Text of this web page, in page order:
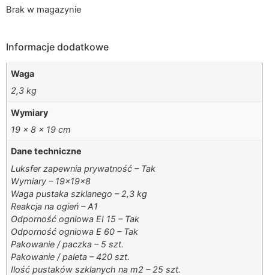
Brak w magazynie
Informacje dodatkowe
Waga
2,3 kg
Wymiary
19 × 8 × 19 cm
Dane techniczne
Luksfer zapewnia prywatność – Tak
Wymiary – 19x19x8
Waga pustaka szklanego – 2,3 kg
Reakcja na ogień – A1
Odporność ogniowa EI 15 – Tak
Odporność ogniowa E 60 – Tak
Pakowanie / paczka – 5 szt.
Pakowanie / paleta – 420 szt.
Ilość pustaków szklanych na m2 – 25 szt.